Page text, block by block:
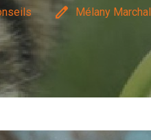
edit Mélany Marchal